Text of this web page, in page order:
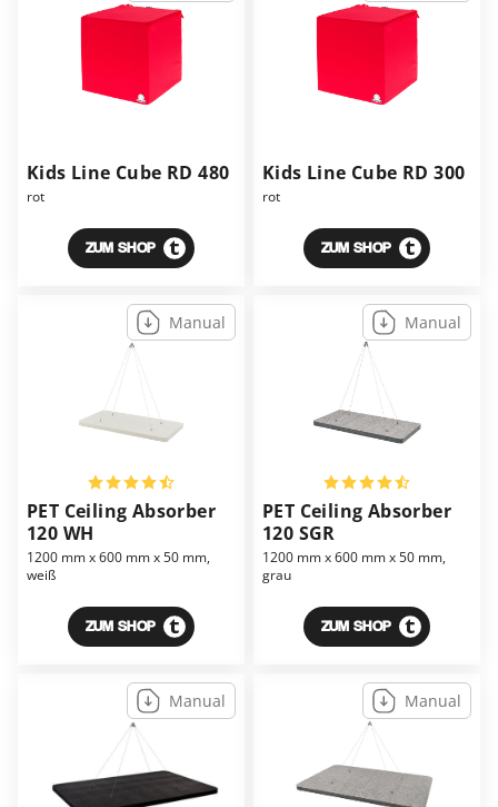
Kids Line Cube RD 480
rot
ZUM SHOP
Kids Line Cube RD 300
rot
ZUM SHOP
Manual
PET Ceiling Absorber
120 WH
1200 mm x 600 mm x 50 mm,
weiß
ZUM SHOP
Manual
PET Ceiling Absorber
120 SGR
1200 mm x 600 mm x 50 mm,
grau
ZUM SHOP
Manual Manual